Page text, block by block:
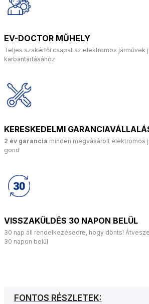
EV-DOCTOR MŰHELY
Teljes szakértői csapat az elektromos járművek
karbantartásához
KERESKEDELMI
2 év garancia minden megvásárolt elektromos
gond
VISSZAKÜLDÉS 30 NAPON BELÜL
30 nap áll rendelkezésedre, hogy dönts!
30 napon belül
FONTOS RÉSZLETEK: